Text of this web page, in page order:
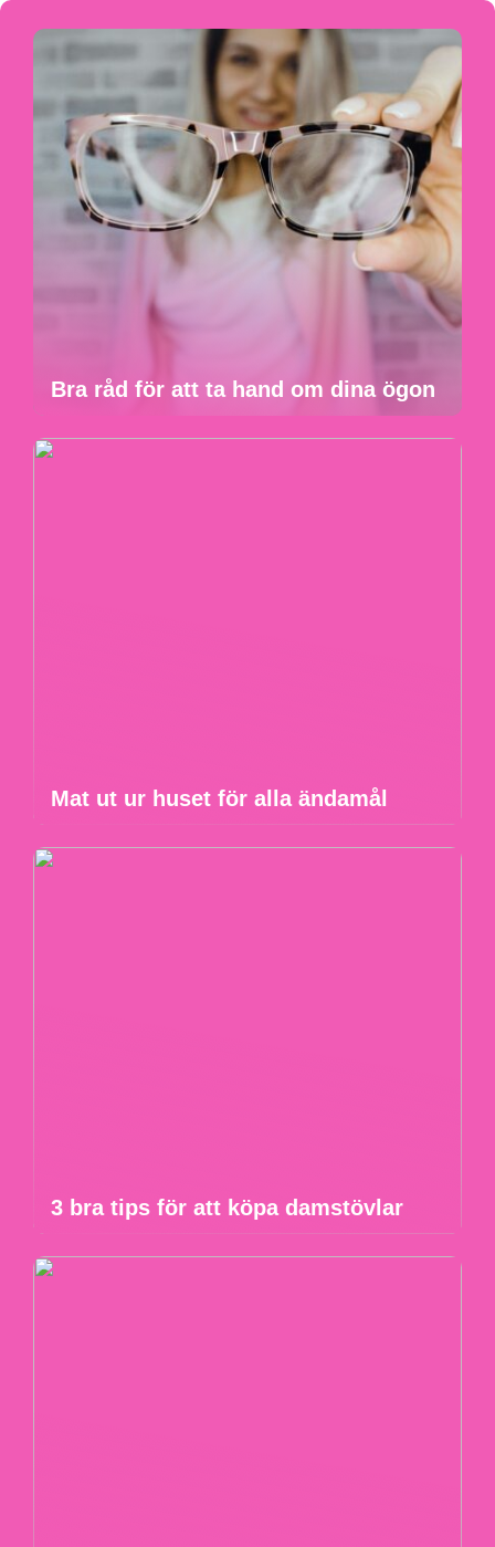
Bra råd för att ta hand om dina ögon
Mat ut ur huset för alla ändamål
3 bra tips för att köpa damstövlar